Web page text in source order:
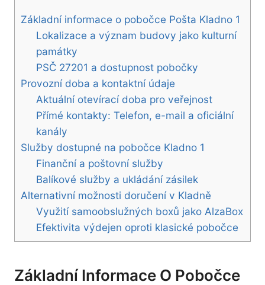
Základní informace o pobočce Pošta Kladno 1
Lokalizace a význam budovy jako kulturní
památky
PSČ 27201 a dostupnost pobočky
Provozní doba a kontaktní údaje
Aktuální otevírací doba pro veřejnost
Přímé kontakty: Telefon, e-mail a oficiální
kanály
Služby dostupné na pobočce Kladno 1
Finanční a poštovní služby
Balíkové služby a ukládání zásilek
Alternativní možnosti doručení v Kladně
Využití samoobslužných boxů jako AlzaBox
Efektivita výdejen oproti klasické pobočce
Základní Informace O Pobočce